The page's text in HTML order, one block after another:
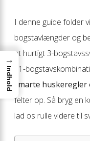
I denne guide folder
bogstavlængder og
et hurtigt 3-
11-
smarte
felter op. Så bryg en
lad os rulle videre til
→
Indhold